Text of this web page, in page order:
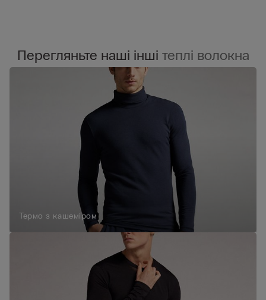
Перегляньте наші інші теплі волокна
Термо з кашеміром